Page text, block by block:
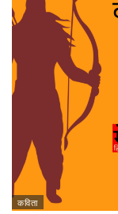
कविता